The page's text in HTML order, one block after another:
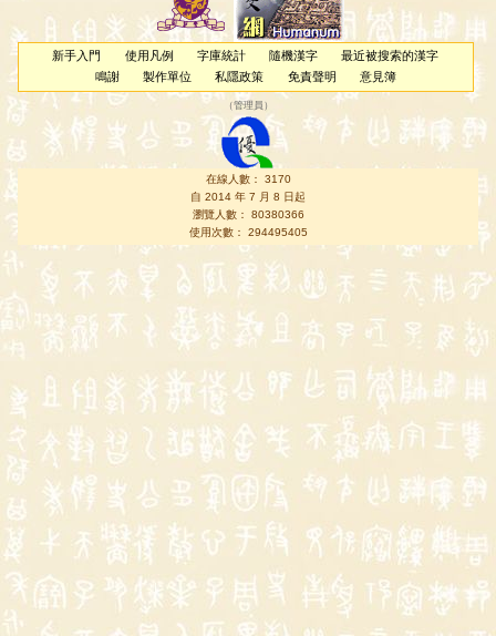
新手入門 使用凡例 字庫統計 隨機漢字
最近被搜索的漢字
鳴謝
製作單位 私隱政策 免責聲明 意見簿
（管理員 ）
在線人數： 3170
自 2014 年 7 月 8 日起
瀏覽人數： 80380366
使用次數： 294495405